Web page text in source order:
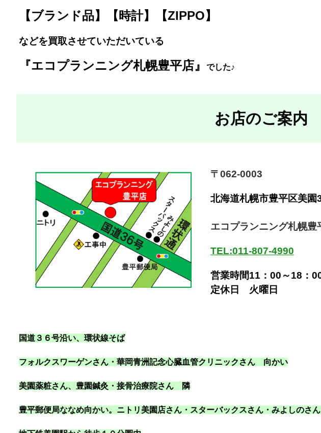
【ブランド品】【時計】【ZIPPO】
などを買取させていただいている
『エコプランニング札幌豊平店』 でした♪
お店のご案内
〒062-0003
北海道札幌市豊平区美園
エコプランニング札幌豊
TEL:011-807-4990
営業時間11：00～18：
定休日 火曜日
国道３６号沿い、環状線そば
フォルクスワーゲンさん・華岡青洲記念心臓血管クリニックさん 向かい
美園薬粧さん、豊園鍼灸・接骨治療院さん 隣
豊平郵便局ななめ向かい。ニトリ美園店さん・スターバックスさん・みよしのさ